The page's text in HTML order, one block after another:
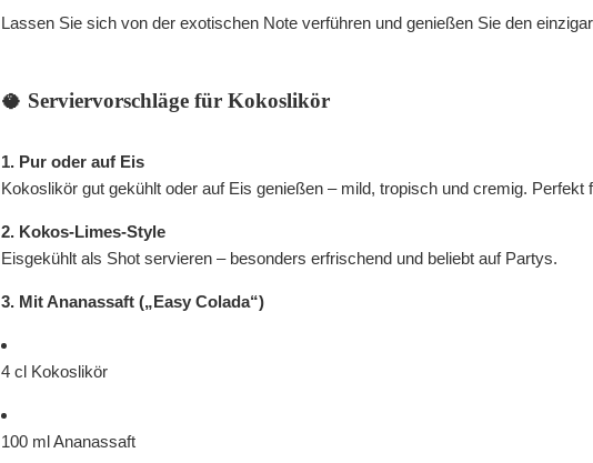
Lassen Sie sich von der exotischen Note verführen und genießen Sie den
🥥 Serviervorschläge für Kokoslikör
1. Pur oder auf Eis
Kokoslikör gut gekühlt oder auf Eis genießen – mild, tropisch und cremig.
2. Kokos-Limes-Style
Eisgekühlt als Shot servieren – besonders erfrischend und beliebt auf Partys.
3. Mit Ananassaft („Easy Colada“)
4 cl Kokoslikör
100 ml Ananassaft